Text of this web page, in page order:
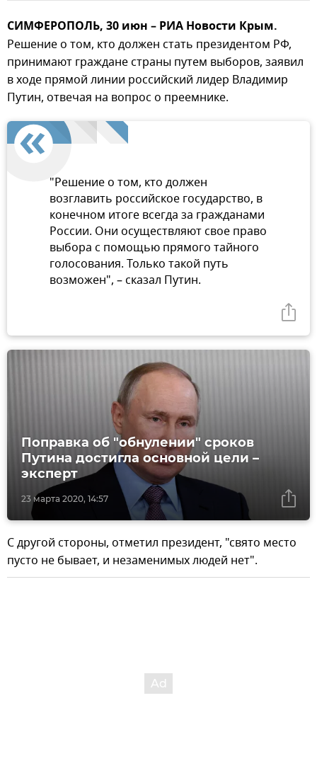
СИМФЕРОПОЛЬ, 30 июн – РИА Новости Крым.
Решение о том, кто должен стать президентом РФ,
принимают граждане страны путем выборов, заявил
в ходе прямой линии российский лидер Владимир
Путин, отвечая на вопрос о преемнике.
"Решение о том, кто должен
возглавить российское государство, в
конечном итоге всегда за гражданами
России. Они осуществляют свое право
выбора с помощью прямого тайного
голосования. Только такой путь
возможен", – сказал Путин.
23 марта 2020, 14:57
Поправка об "обнулении" сроков
Путина достигла основной цели –
эксперт
С другой стороны, отметил президент, "свято место
пусто не бывает, и незаменимых людей нет".